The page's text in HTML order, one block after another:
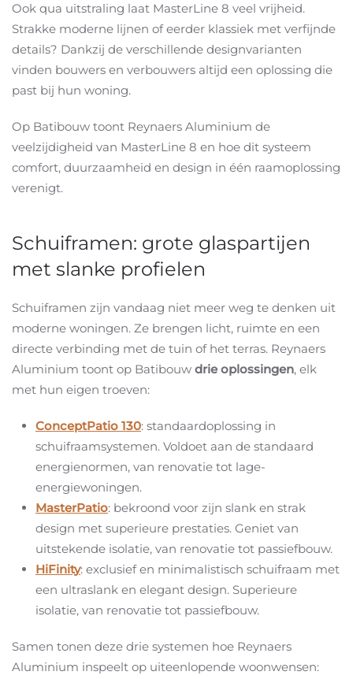
Ook qua uitstraling laat MasterLine 8 veel vrijheid.
Strakke moderne lijnen of eerder klassiek met verfijnde
details? Dankzij de verschillende designvarianten
vinden bouwers en verbouwers altijd een oplossing die
past bij hun woning.
Op Batibouw toont Reynaers Aluminium de
veelzijdigheid van MasterLine 8 en hoe dit systeem
comfort, duurzaamheid en design in één raamoplossing
verenigt.
Schuiframen: grote glaspartijen
met slanke profielen
Schuiframen zijn vandaag niet meer weg te denken uit
moderne woningen. Ze brengen licht, ruimte en een
directe verbinding met de tuin of het terras. Reynaers
Aluminium toont op Batibouw drie oplossingen, elk
met hun eigen troeven:
ConceptPatio 130: standaardoplossing in
schuifraamsystemen. Voldoet aan de standaard
energienormen, van renovatie tot lage-
energiewoningen.
MasterPatio: bekroond voor zijn slank en strak
design met superieure prestaties. Geniet van
uitstekende isolatie, van renovatie tot passiefbouw.
HiFinity: exclusief en minimalistisch schuifraam met
een ultraslank en elegant design. Superieure
isolatie, van renovatie tot passiefbouw.
Samen tonen deze drie systemen hoe Reynaers
Aluminium inspeelt op uiteenlopende woonwensen: